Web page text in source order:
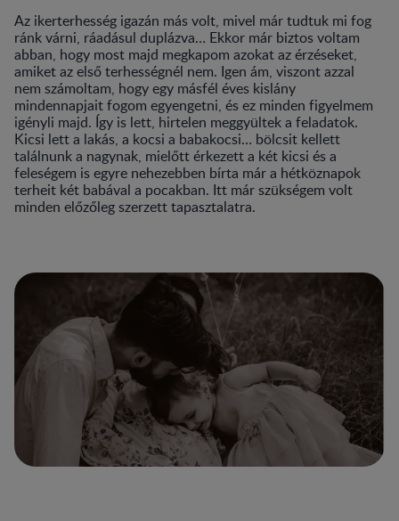
Az ikerterhesség igazán más volt, mivel már tudtuk mi fog
ránk várni, ráadásul duplázva… Ekkor már biztos voltam
abban, hogy most majd megkapom azokat az érzéseket,
amiket az első terhességnél nem. Igen ám, viszont azzal
nem számoltam, hogy egy másfél éves kislány
mindennapjait fogom egyengetni, és ez minden figyelmem
igényli majd. Így is lett, hirtelen meggyültek a feladatok.
Kicsi lett a lakás, a kocsi a babakocsi… bölcsit kellett
találnunk a nagynak, mielőtt érkezett a két kicsi és a
feleségem is egyre nehezebben bírta már a hétköznapok
terheit két babával a pocakban. Itt már szükségem volt
minden előzőleg szerzett tapasztalatra.